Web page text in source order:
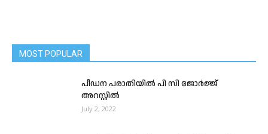
MOST POPULAR
പീഡന പരാതിയിൽ പി സി ജോര്‍ജ്ജ്
അറസ്റ്റില്‍
July 2, 2022